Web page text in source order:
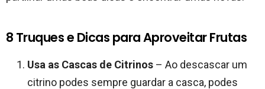
8 Truques e Dicas para Aproveitar Frutas
Usa as Cascas de Citrinos – Ao descascar um
citrino podes sempre guardar a casca, podes